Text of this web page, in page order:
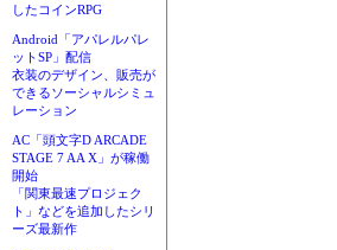
したコインRPG
Android「アパレルパレ
ットSP」配信
衣装のデザイン、販売が
できるソーシャルシミュ
レーション
AC「頭文字D ARCADE
STAGE 7 AA X」が稼働
開始
「関東最速プロジェク
ト」などを追加したシリ
ーズ最新作